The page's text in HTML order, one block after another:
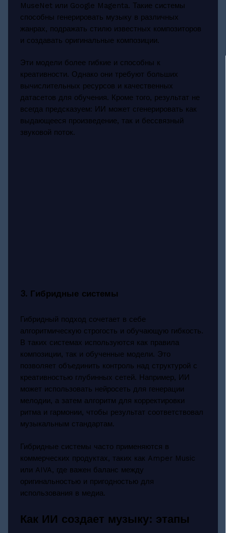
MuseNet или Google Magenta. Такие системы
способны генерировать музыку в различных
жанрах, подражать стилю известных композиторов
и создавать оригинальные композиции.
Эти модели более гибкие и способны к
креативности. Однако они требуют больших
вычислительных ресурсов и качественных
датасетов для обучения. Кроме того, результат не
всегда предсказуем: ИИ может сгенерировать как
выдающееся произведение, так и бессвязный
звуковой поток.
3. Гибридные системы
Гибридный подход сочетает в себе
алгоритмическую строгость и обучающую гибкость.
В таких системах используются как правила
композиции, так и обученные модели. Это
позволяет объединить контроль над структурой с
креативностью глубинных сетей. Например, ИИ
может использовать нейросеть для генерации
мелодии, а затем алгоритм для корректировки
ритма и гармонии, чтобы результат соответствовал
музыкальным стандартам.
Гибридные системы часто применяются в
коммерческих продуктах, таких как Amper Music
или AIVA, где важен баланс между
оригинальностью и пригодностью для
использования в медиа.
Как ИИ создает музыку: этапы